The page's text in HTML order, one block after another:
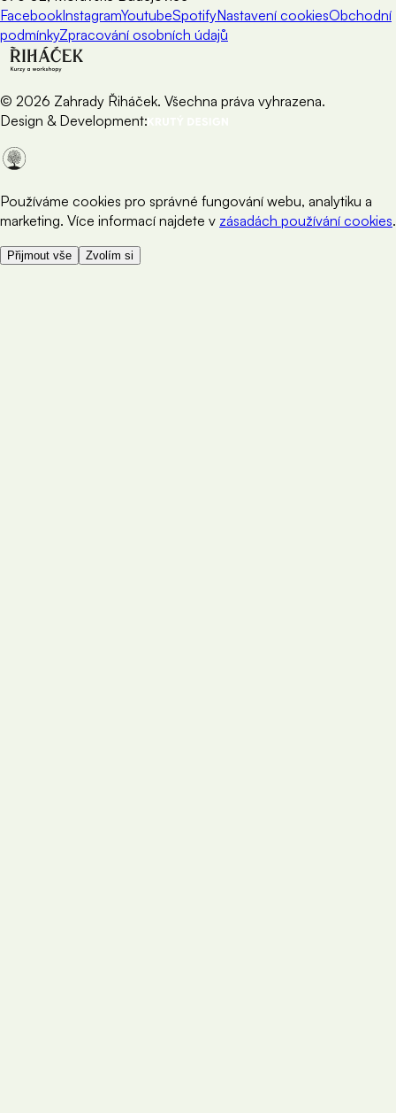
FacebookInstagramYoutubeSpotifyNastavení cookiesObchodní
podmínkyZpracování osobních údajů
© 2026 Zahrady Řiháček. Všechna práva vyhrazena.
Design & Development:
Používáme cookies pro správné fungování webu, analytiku a
marketing. Více informací najdete v zásadách používání cookies.
Přijmout vše Zvolím si